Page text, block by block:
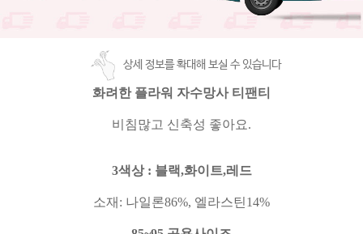
상세 정보를 확대해 보실 수 있습니다
화려한 플라워 자수망사 티팬티
비침많고 신축성 좋아요.
3색상: 블랙,화이트,레드
소재 : 나일론86%, 엘라스틴 14%